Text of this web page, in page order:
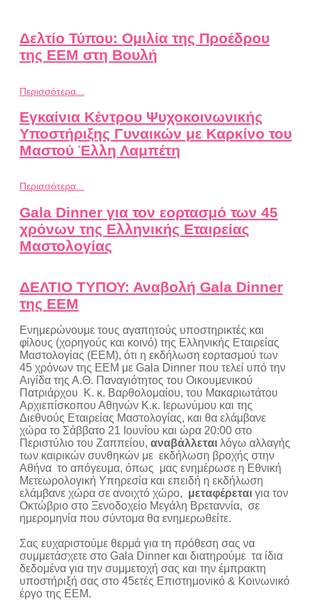
Δελτίο Τύπου: Ομιλία της Προέδρου
της ΕΕΜ στη Βουλή
Περισσότερα...
Εγκαίνια Κέντρου Ψυχοκοινωνικής
Υποστήριξης Γυναικών με Καρκίνο του
Μαστού Έλλη Λαμπέτη
Περισσότερα...
Gala Dinner για τον εορτασμό των 45
χρόνων της Ελληνικής Εταιρείας
Μαστολογίας
ΔΕΛΤΙΟ ΤΥΠΟΥ: Αναβολή Gala Dinner
της ΕΕΜ
Ενημερώνουμε τους αγαπητούς υποστηρικτές και
φίλους (χορηγούς και κοινό) της Ελληνικής Εταιρείας
Μαστολογίας (ΕΕΜ), ότι η εκδήλωση εορτασμού των
45 χρόνων της ΕΕΜ με Gala Dinner που τελεί υπό την
Αιγίδα της Α.Θ. Παναγιότητος του Οικουμενικού
Πατριάρχου Κ. κ. Βαρθολομαίου, του Μακαριωτάτου
Αρχιεπίσκοπου Αθηνών Κ.κ. Ιερωνύμου και της
Διεθνούς Εταιρείας Μαστολογίας, και θα ελάμβανε
χώρα το Σάββατο 21 Ιουνίου και ώρα 20:00 στο
Περιστύλιο του Ζαππείου, αναβάλλεται λόγω αλλαγής
των καιρικών συνθηκών με εκδήλωση βροχής στην
Αθήνα το απόγευμα, όπως μας ενημέρωσε η Εθνική
Μετεωρολογική Υπηρεσία και επειδή η εκδήλωση
ελάμβανε χώρα σε ανοιχτό χώρο, μεταφέρεται για τον
Οκτώβριο στο Ξενοδοχείο Μεγάλη Βρεταννία, σε
ημερομηνία που σύντομα θα ενημερωθείτε.
Σας ευχαριστούμε θερμά για τη πρόθεση σας να
συμμετάσχετε στο Gala Dinner και διατηρούμε τα ίδια
δεδομένα για την συμμετοχή σας και την έμπρακτη
υποστήριξή σας στο 45ετές Επιστημονικό & Κοινωνικό
έργο της ΕΕΜ.